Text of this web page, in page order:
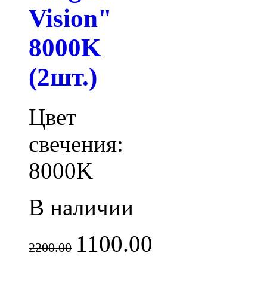
Vision"
8000K
(2шт.)
Цвет
свечения:
8000K
В наличии
2200.00 1100.00